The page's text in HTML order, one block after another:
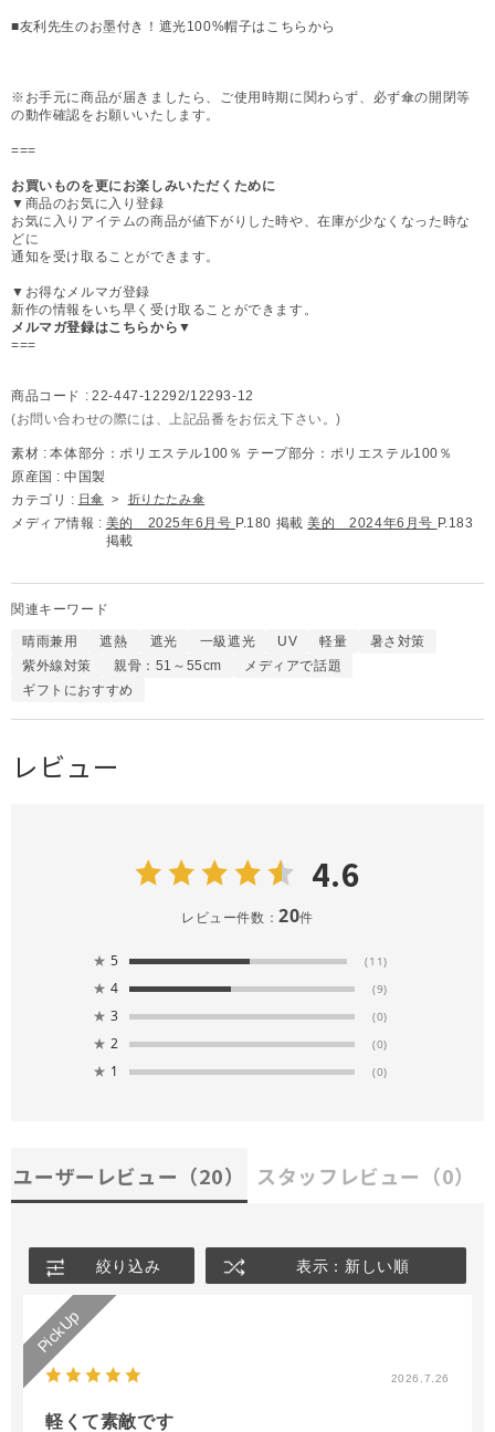
■友利先生のお墨付き！遮光100%帽子はこちらから
※お手元に商品が届きましたら、ご使用時期に関わらず、必ず傘の開閉等
の動作確認をお願いいたします。
===
お買いものを更にお楽しみいただくために
▼商品のお気に入り登録
お気に入りアイテムの商品が値下がりした時や、在庫が少なくなった時な
どに
通知を受け取ることができます。
▼お得なメルマガ登録
新作の情報をいち早く受け取ることができます。
メルマガ登録はこちらから▼
===
商品コード : 22-447-12292/12293-12
(お問い合わせの際には、上記品番をお伝え下さい。)
素材 : 本体部分：ポリエステル100％ テープ部分：ポリエステル100％
原産国 : 中国製
カテゴリ : 日傘 > 折りたたみ傘
メディア情報 : 美的 2025年6月号 P.180 掲載美的 2024年6月号 P.183
掲載
関連キーワード
晴雨兼用 遮熱 遮光 一級遮光 UV 軽量
暑さ対策
紫外線対策
親骨：51～55cm
メディアで話題
ギフトにおすすめ
レビュー
4.6
レビュー件数：20件
★ 5 (11)
★ 4 (9)
★ 3 (0)
★ 2 (0)
★ 1 (0)
ユーザーレビュー （20） スタッフレビュー （0）
絞り込み 表示：新しい順
2026.7.26
軽くて素敵です